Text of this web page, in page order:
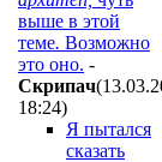
выше в этой
теме. Возможно
это оно. -
Cкpипaч
18:24)
Я пытался
сказать